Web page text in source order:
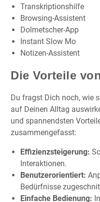
Transkriptionshilfe
Browsing-Assistent
Dolmetscher-App
Instant Slow Mo
Notizen-Assistent
Die Vorteile
Du fragst Dich noch, wie
auf Deinen Alltag
und spannendsten
zusammengefasst:
Effizienzsteigerung:
Interaktionen.
Benutzerorientiert:
Bedürfnisse
Einfache Bedienung: